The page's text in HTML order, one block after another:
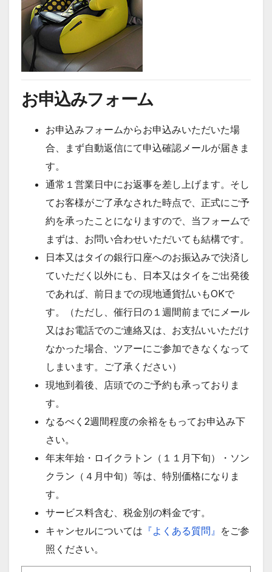
お申込みフォーム
お申込みフォームからお申込みいただいた場
合、まず自動返信にて申込確認メールが届きま
す。
通常１営業日中にお返事を差し上げます。そし
てお客様がご了承なされた時点で、正式にご予
約を承ったことになりますので、当フォームで
まずは、お問い合わせいただいても結構です。
日本又はタイの銀行口座へのお振込みで決済し
ていただく以外にも、日本又はタイをご出発後
であれば、前日までの現地通貨払いもOKで
す。（ただし、催行日の１週間前までにメール
又はお電話でのご連絡又は、お支払いいただけ
なかった場合、ツアーにご参加できなくなって
しまいます。ご了承ください）
現地到着後、店頭でのご予約も承っておりま
す。
なるべく2週間程度の余裕をもってお申込み下
さい。
年末年始・ロイクラトン（１１月下旬）・ソン
クラン（４月中旬）等は、特別価格になりま
す。
サービス料含む、税金別の料金です。
キャンセルについては 『よくある質問』 をご参
照ください。